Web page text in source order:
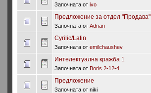
Започната от ivo
Предложение за отдел "Продава"
Започната от Adrian
Cyrilic/Latin
Започната от emilchaushev
Интелектуална кражба 1
Започната от Boris 2-12-4
Предложение
Започната от niki